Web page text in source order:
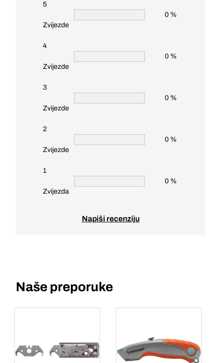
5
Zvijezde
0 %
4
Zvijezde
0 %
3
Zvijezde
0 %
2
Zvijezde
0 %
1
Zvijezda
0 %
Napiši recenziju
Naše preporuke